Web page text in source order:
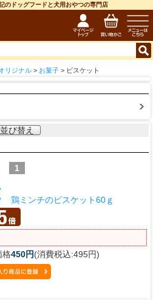
のドッグフードと犬用おやつの専門店
リジナル > お菓子 > ビスケット
並び替え
1
鶏ミンチのビスケット60ｇ
格450円(消費税込:495円)